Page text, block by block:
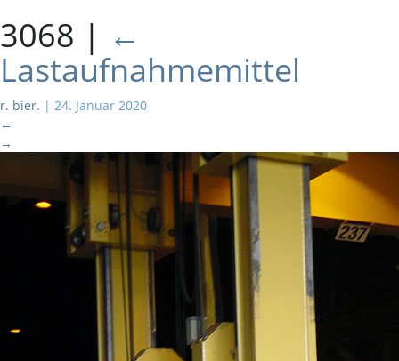
3068 | ←
Lastaufnahmemittel
r. bier. | 24. Januar 2020
←
→